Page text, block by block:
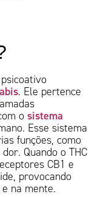
. Ele pertence
osistema
Esse sistema
funções, como
Quando o THC
CB1 e
provocando
na mente.